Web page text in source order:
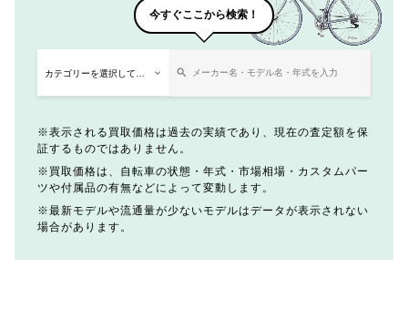
今すぐここから検索！
表示される買取価格は過去の実績であり、現在の査定額を保
証するものではありません。
買取価格は、自転車の状態・年式・市場相場・カスタムパー
ツや付属品の有無などによって変動します。
最新モデルや流通量が少ないモデルはデータが表示されない
場合があります。